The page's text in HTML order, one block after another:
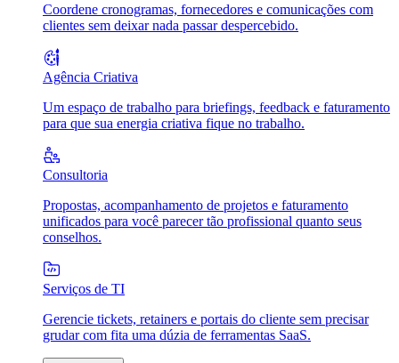
Coordene cronogramas, fornecedores e comunicações com
clientes sem deixar nada passar despercebido.
Agência Criativa
Um espaço de trabalho para briefings, feedback e faturamento
para que sua energia criativa fique no trabalho.
Consultoria
Propostas, acompanhamento de projetos e faturamento
unificados para você parecer tão profissional quanto seus
conselhos.
Serviços de TI
Gerencie tickets, retainers e portais do cliente sem precisar
grudar com fita uma dúzia de ferramentas SaaS.